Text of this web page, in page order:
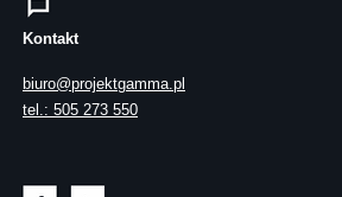
Kontakt
biuro@projektgamma.pl
tel.: 505 273 550